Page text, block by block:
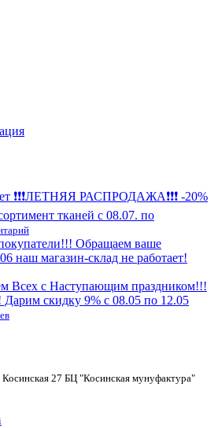
❗️❗️❗️ЛЕТНЯЯ РАСПРОДАЖА❗️❗️❗️ -20%
тканей с 08.07. по
Обращаем ваше
наш магазин-склад не работает!
Всех с Наступающим праздником!!!
скидку 9% с 08.05 по 12.05
27 БЦ "Косинская мунуфактура"